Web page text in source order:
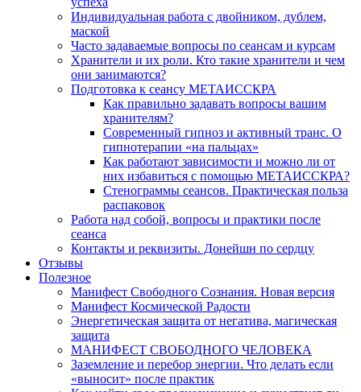
Индивидуальная работа с двойником, дублем,
маской
Часто задаваемые вопросы по сеансам и курсам
Хранители и их роли. Кто такие хранители и чем
они занимаются?
Подготовка к сеансу МЕТАИССКРА
Как правильно задавать вопросы вашим
хранителям?
Современный гипноз и активный транс. О
гипнотерапии «на пальцах»
Как работают зависимости и можно ли от
них избавиться с помощью МЕТАИССКРА?
Стенограммы сеансов. Практическая польза
распаковок
Работа над собой, вопросы и практики после
сеанса
Контакты и реквизиты. Донейшн по сердцу
Отзывы
Полезное
Манифест Свободного Сознания. Новая версия
Манифест Космической Радости
Энергетическая защита от негатива, магическая
защита
МАНИФЕСТ СВОБОДНОГО ЧЕЛОВЕКА
Заземление и перебор энергии. Что делать если
«выносит» после практик